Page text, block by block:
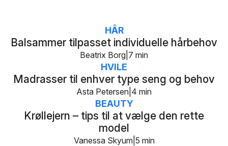
Balsammer tilpasset individuelle hårbehov
HÅR
7 min
Beatrix Borg
Madrasser til enhver type seng og behov
HVILE
4 min
Asta Petersen
Krøllejern – tips til at vælge den rette
model
BEAUTY
5 min
Vanessa Skyum